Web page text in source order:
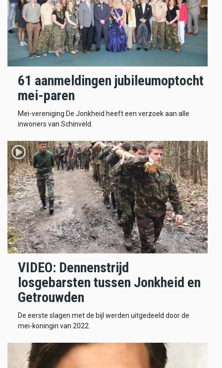
61 aanmeldingen jubileumoptocht
mei-paren
Mei-vereniging De Jonkheid heeft een verzoek aan alle
inwoners van Schinveld.
VIDEO: Dennenstrijd
losgebarsten tussen Jonkheid en
Getrouwden
De eerste slagen met de bijl werden uitgedeeld door de
mei-koningin van 2022.